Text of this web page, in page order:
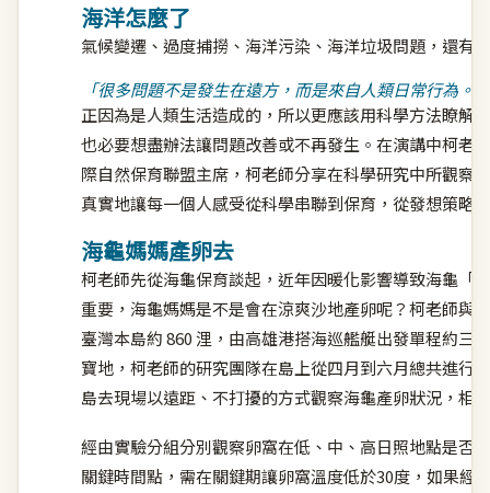
海洋怎麼了
氣候變遷、過度捕撈、海洋污染、海洋垃圾問題，還有
「很多問題不是發生在遠方，而是來自人類日常行為。」
正因為是人類生活造成的，所以更應該用科學方法瞭解
也必要想盡辦法讓問題改善或不再發生。在演講中柯老
際自然保育聯盟主席，柯老師分享在科學研究中所觀察
真實地讓每一個人感受從科學串聯到保育，從發想策略
海龜媽媽產卵去
柯老師先從海龜保育談起，近年因暖化影響導致海龜「
重要，海龜媽媽是不是會在涼爽沙地產卵呢？柯老師與
臺灣本島約 860 浬，由高雄港搭海巡艦艇出發單程約
寶地，柯老師的研究團隊在島上從四月到六月總共進行
島去現場以遠距、不打擾的方式觀察海龜產卵狀況，相
經由實驗分組分別觀察卵窩在低、中、高日照地點是否
關鍵時間點，需在關鍵期讓卵窩溫度低於30度，如果經